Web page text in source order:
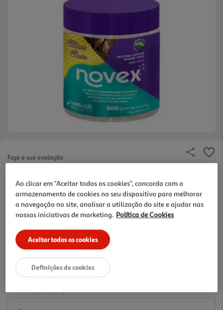
Faça a sua avaliação
19.2 €/Kg
9,60 €
De 2/8/2026 a 1/9/2026
Ao clicar em "Aceitar todos os cookies", concorda com o
armazenamento de cookies no seu dispositivo para melhorar
a navegação no site, analisar a utilização do site e ajudar nas
nossas iniciativas de marketing. Política de Cookies
Aceitar todos os cookies
Definições de cookies